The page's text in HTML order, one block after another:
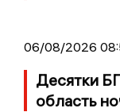
06/08/2026
Десятки
область